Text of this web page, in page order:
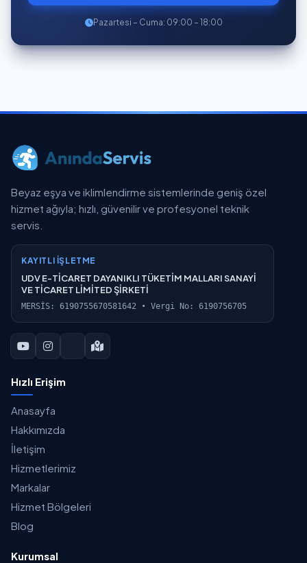
Pazartesi – Cuma: 09:00 – 18:00
Beyaz eşya ve iklimlendirme sistemlerinde geniş özel
hizmet ağıyla; hızlı, güvenilir ve profesyonel teknik
servis.
KAYITLI İŞLETME
UDV E-TİCARET DAYANIKLI TÜKETİM MALLARI SANAYİ
VE TİCARET LİMİTED ŞİRKETİ
MERSİS: 6190755670581642 • Vergi No: 6190756705
Hızlı Erişim
Anasayfa
Hakkımızda
İletişim
Hizmetlerimiz
Markalar
Hizmet Bölgeleri
Blog
Kurumsal